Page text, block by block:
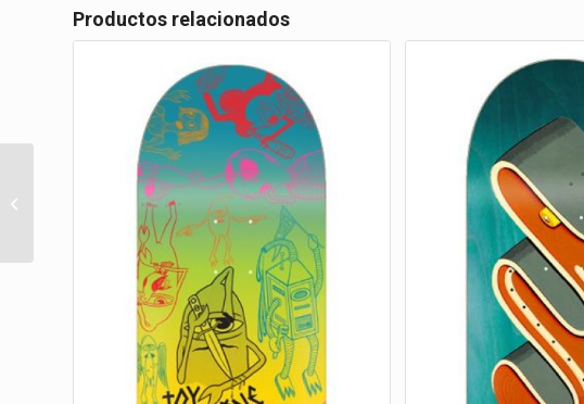
Productos relacionados
CLASSIC EAGLE CHINA